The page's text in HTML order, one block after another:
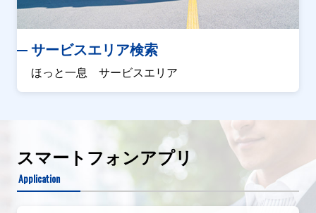
サービスエリア検索
ほっと一息 サービスエリア
スマートフォンアプリ
Application